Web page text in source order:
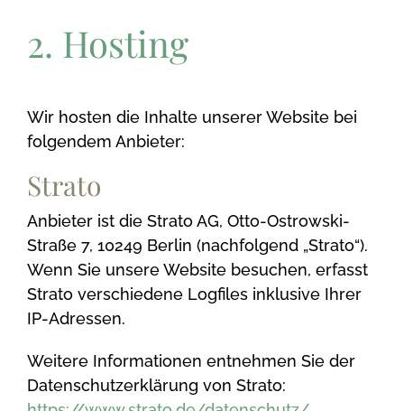
2. Hosting
Wir hosten die Inhalte unserer Website bei
folgendem Anbieter:
Strato
Anbieter ist die Strato AG, Otto-Ostrowski-
Straße 7, 10249 Berlin (nachfolgend „Strato“).
Wenn Sie unsere Website besuchen, erfasst
Strato verschiedene Logfiles inklusive Ihrer
IP-Adressen.
Weitere Informationen entnehmen Sie der
Datenschutzerklärung von Strato: